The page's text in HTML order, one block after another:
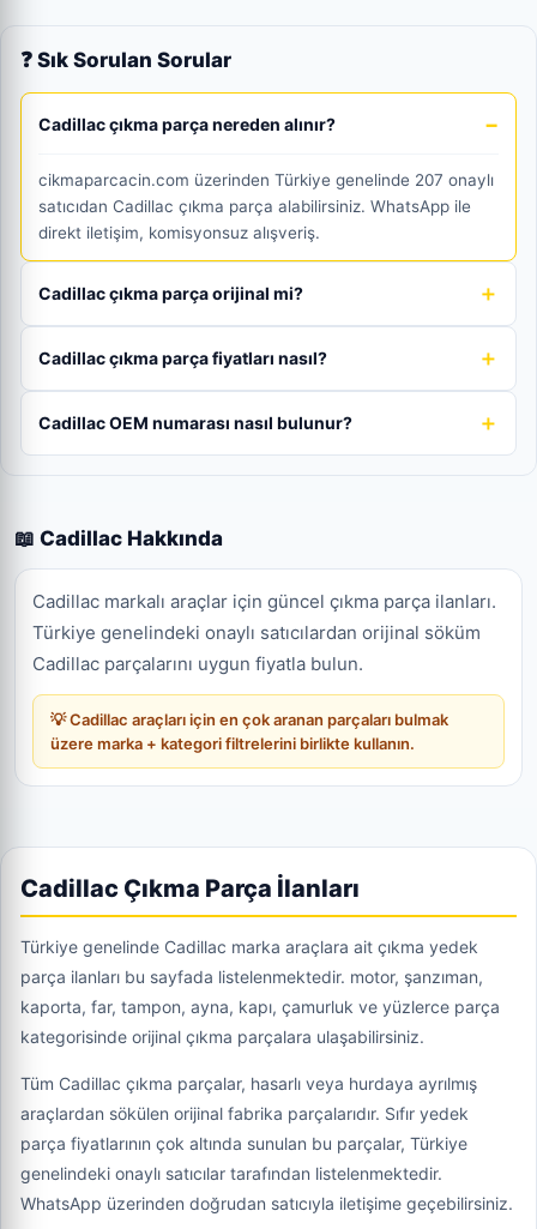
❓ Sık Sorulan Sorular
Cadillac çıkma parça nereden alınır?
cikmaparcacin.com üzerinden Türkiye genelinde 207 onaylı
satıcıdan Cadillac çıkma parça alabilirsiniz. WhatsApp ile
direkt iletişim, komisyonsuz alışveriş.
Cadillac çıkma parça orijinal mi?
Cadillac çıkma parça fiyatları nasıl?
Cadillac OEM numarası nasıl bulunur?
📖 Cadillac Hakkında
Cadillac markalı araçlar için güncel çıkma parça ilanları.
Türkiye genelindeki onaylı satıcılardan orijinal söküm
Cadillac parçalarını uygun fiyatla bulun.
💡 Cadillac araçları için en çok aranan parçaları bulmak
üzere marka + kategori filtrelerini birlikte kullanın.
Cadillac Çıkma Parça İlanları
Türkiye genelinde Cadillac marka araçlara ait çıkma yedek
parça ilanları bu sayfada listelenmektedir. motor, şanzıman,
kaporta, far, tampon, ayna, kapı, çamurluk ve yüzlerce parça
kategorisinde orijinal çıkma parçalara ulaşabilirsiniz.
Tüm Cadillac çıkma parçalar, hasarlı veya hurdaya ayrılmış
araçlardan sökülen orijinal fabrika parçalarıdır. Sıfır yedek
parça fiyatlarının çok altında sunulan bu parçalar, Türkiye
genelindeki onaylı satıcılar tarafından listelenmektedir.
WhatsApp üzerinden doğrudan satıcıyla iletişime geçebilirsiniz.